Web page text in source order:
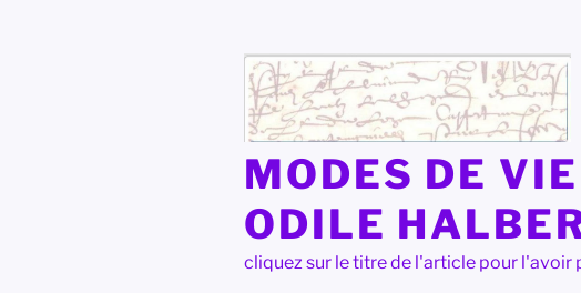
MODES DE
ODILE
cliquez sur le titre de l'article pour l'avoir